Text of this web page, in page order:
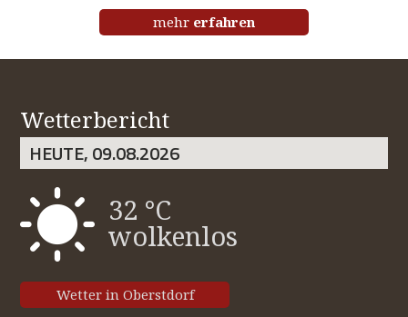
mehr erfahren
Wetterbericht
HEUTE, 09.08.2026
32 °C
wolkenlos
Wetter in Oberstdorf